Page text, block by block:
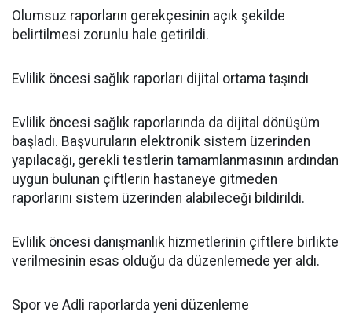
Olumsuz raporların gerekçesinin açık şekilde
belirtilmesi zorunlu hale getirildi.
Evlilik öncesi sağlık raporları dijital ortama taşındı
Evlilik öncesi sağlık raporlarında da dijital dönüşüm
başladı. Başvuruların elektronik sistem üzerinden
yapılacağı, gerekli testlerin tamamlanmasının ardından
uygun bulunan çiftlerin hastaneye gitmeden
raporlarını sistem üzerinden alabileceği bildirildi.
Evlilik öncesi danışmanlık hizmetlerinin çiftlere birlikte
verilmesinin esas olduğu da düzenlemede yer aldı.
Spor ve Adli raporlarda yeni düzenleme